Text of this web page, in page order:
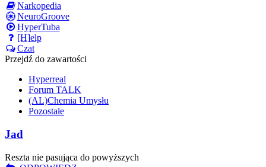
Narkopedia
NeuroGroove
HyperTuba
[H]elp
Czat
Przejdź do zawartości
Hyperreal
Forum TALK
(AL)Chemia Umysłu
Pozostałe
Jad
Reszta nie pasująca do powyższych